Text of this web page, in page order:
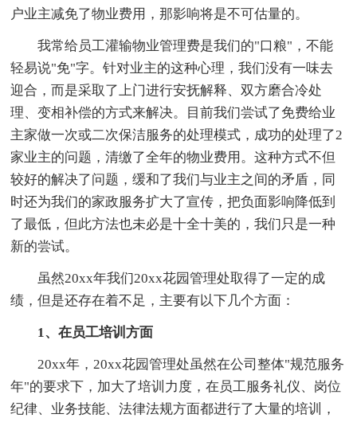
户业主减免了物业费用，那影响将是不可估量的。
我常给员工灌输物业管理费是我们的"口粮"，不能
轻易说"免"字。针对业主的这种心理，我们没有一味去
迎合，而是采取了上门进行安抚解释、双方磨合冷处
理、变相补偿的方式来解决。目前我们尝试了免费给业
主家做一次或二次保洁服务的处理模式，成功的处理了2
家业主的问题，清缴了全年的物业费用。这种方式不但
较好的解决了问题，缓和了我们与业主之间的矛盾，同
时还为我们的家政服务扩大了宣传，把负面影响降低到
了最低，但此方法也未必是十全十美的，我们只是一种
新的尝试。
虽然20xx年我们20xx花园管理处取得了一定的成
绩，但是还存在着不足，主要有以下几个方面：
1、在员工培训方面
20xx年，20xx花园管理处虽然在公司整体"规范服务
年"的要求下，加大了培训力度，在员工服务礼仪、岗位
纪律、业务技能、法律法规方面都进行了大量的培训，